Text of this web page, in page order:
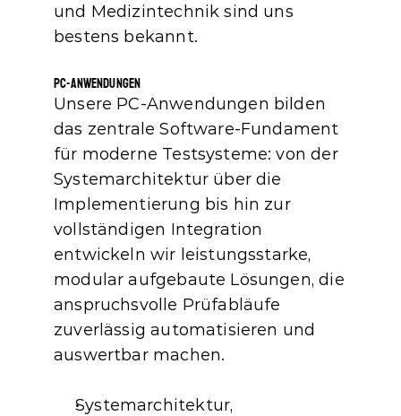
und Medizintechnik sind uns
bestens bekannt.
PC-Anwendungen
Unsere PC‑Anwendungen bilden
das zentrale Software‑Fundament
für moderne Testsysteme: von der
Systemarchitektur über die
Implementierung bis hin zur
vollständigen Integration
entwickeln wir leistungsstarke,
modular aufgebaute Lösungen, die
anspruchsvolle Prüfabläufe
zuverlässig automatisieren und
auswertbar machen.
Systemarchitektur,